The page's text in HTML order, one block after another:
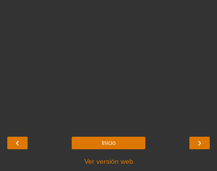
‹ ›
Inicio
Ver versión web